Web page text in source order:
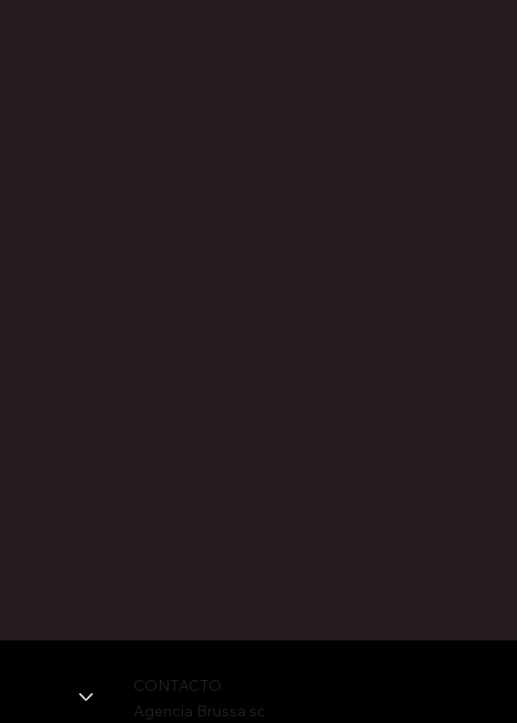
CONTACTO
Agencia Brussa sc